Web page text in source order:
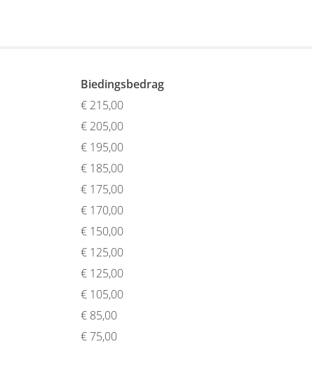
Biedingsbedrag
€ 215,00
€ 205,00
€ 195,00
€ 185,00
€ 175,00
€ 170,00
€ 150,00
€ 125,00
€ 125,00
€ 105,00
€ 85,00
€ 75,00